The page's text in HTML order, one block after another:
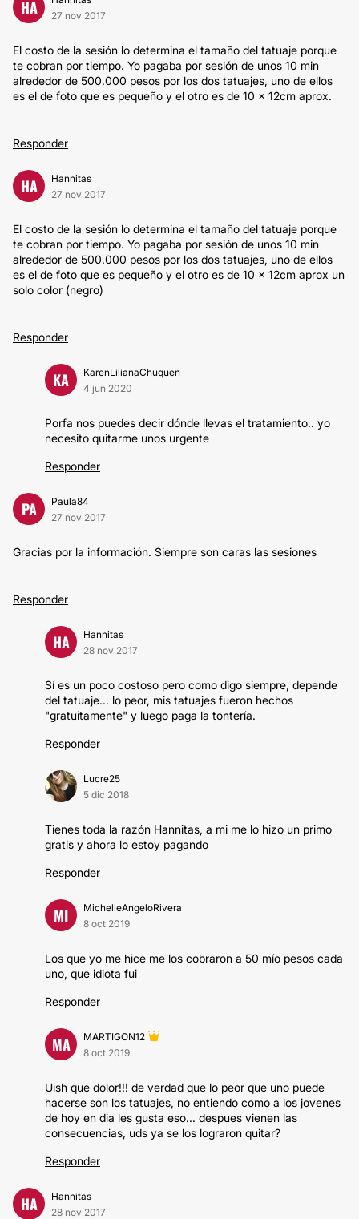
HA
27 nov 2017
El costo de la sesión lo determina el tamaño del tatuaje porque
te cobran por tiempo. Yo pagaba por sesión de unos 10 min
alrededor de 500.000 pesos por los dos tatuajes, uno de ellos
es el de foto que es pequeño y el otro es de 10 x 12cm aprox.
Responder
HA
Hannitas
27 nov 2017
El costo de la sesión lo determina el tamaño del tatuaje porque
te cobran por tiempo. Yo pagaba por sesión de unos 10 min
alrededor de 500.000 pesos por los dos tatuajes, uno de ellos
es el de foto que es pequeño y el otro es de 10 x 12cm aprox un
solo color (negro)
Responder
KA
KarenLilianaChuquen
4 jun 2020
Porfa nos puedes decir dónde llevas el tratamiento.. yo
necesito quitarme unos urgente
Responder
PA
Paula84
27 nov 2017
Gracias por la información. Siempre son caras las sesiones
Responder
HA
Hannitas
28 nov 2017
Sí es un poco costoso pero como digo siempre, depende
del tatuaje... lo peor, mis tatuajes fueron hechos
"gratuitamente" y luego paga la tontería.
Responder
Lucre25
5 dic 2018
Tienes toda la razón Hannitas, a mi me lo hizo un primo
gratis y ahora lo estoy pagando
Responder
MI
MichelleAngeloRivera
8 oct 2019
Los que yo me hice me los cobraron a 50 mío pesos cada
uno, que idiota fui
Responder
MA
MARTIGON12
8 oct 2019
Uish que dolor!!! de verdad que lo peor que uno puede
hacerse son los tatuajes, no entiendo como a los jovenes
de hoy en dia les gusta eso... despues vienen las
consecuencias, uds ya se los lograron quitar?
Responder
HA
Hannitas
28 nov 2017